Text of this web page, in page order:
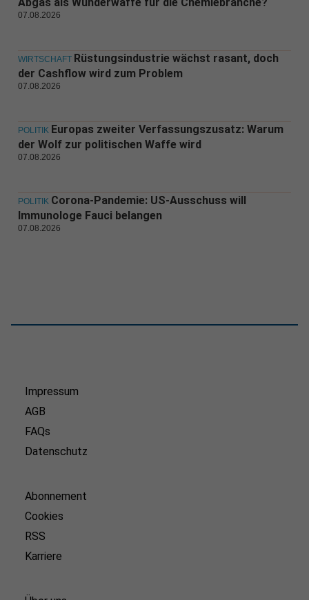
07.08.2026
WIRTSCHAFT Rüstungsindustrie wächst rasant, doch
der Cashflow wird zum Problem
07.08.2026
POLITIK Europas zweiter Verfassungszusatz: Warum
der Wolf zur politischen Waffe wird
07.08.2026
POLITIK Corona-Pandemie: US-Ausschuss will
Immunologe Fauci belangen
07.08.2026
Impressum
AGB
FAQs
Datenschutz
Abonnement
Cookies
RSS
Karriere